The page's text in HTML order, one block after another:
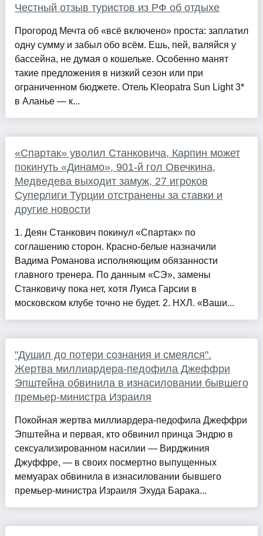
Честный отзыв туристов из РФ об отдыхе
Прогород Мечта об «всё включено» проста: заплатил
одну сумму и забыл обо всём. Ешь, пей, валяйся у
бассейна, не думая о кошельке. Особенно манят
такие предложения в низкий сезон или при
ограниченном бюджете. Отель Kleopatra Sun Light 3*
в Аланье — к...
«Спартак» уволил Станковича, Карпин может
покинуть «Динамо», 901-й гол Овечкина,
Медведева выходит замуж, 27 игроков
Суперлиги Турции отстранены за ставки и
другие новости
1. Деян Станкович покинул «Спартак» по
соглашению сторон. Красно-белые назначили
Вадима Романова исполняющим обязанности
главного тренера. По данным «СЭ», замены
Станковичу пока нет, хотя Луиса Гарсии в
московском клубе точно не будет. 2. НХЛ. «Ваши...
"Душил до потери сознания и смеялся".
Жертва миллиардера-педофила Джеффри
Эпштейна обвинила в изнасиловании бывшего
премьер-министра Израиля
Покойная жертва миллиардера-педофила Джеффри
Эпштейна и первая, кто обвинил принца Эндрю в
сексуализированном насилии — Вирджиния
Джуффре, — в своих посмертно выпущенных
мемуарах обвинила в изнасиловании бывшего
премьер-министра Израиля Эхуда Барака...